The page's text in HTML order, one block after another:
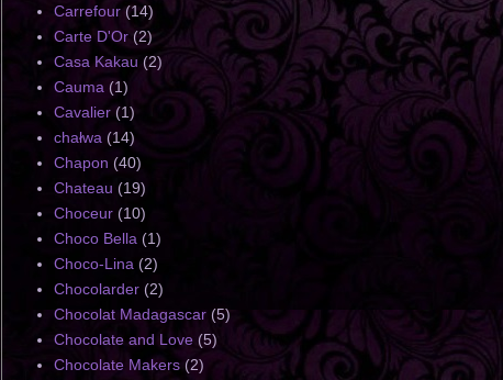
Carrefour (14)
Carte D'Or (2)
Casa Kakau (2)
Cauma (1)
Cavalier (1)
chałwa (14)
Chapon (40)
Chateau (19)
Choceur (10)
Choco Bella (1)
Choco-Lina (2)
Chocolarder (2)
Chocolat Madagascar (5)
Chocolate and Love (5)
Chocolate Makers (2)